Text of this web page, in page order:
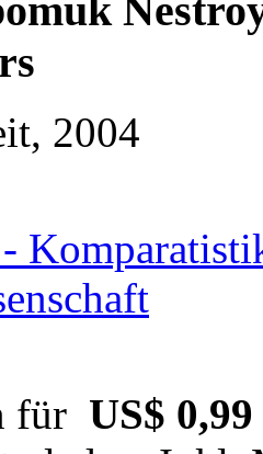
2004
für US$ 0,99